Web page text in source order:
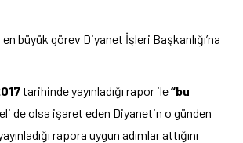
büyük görev Diyanet İşleri Başkanlığı’na
tarihinde yayınladığı rapor ile“bu
de olsa işaret eden Diyanetin o günden
rapora uygun adımlar attığını